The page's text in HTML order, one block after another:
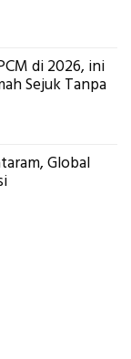
di 2026, ini
Sejuk Tanpa
Global